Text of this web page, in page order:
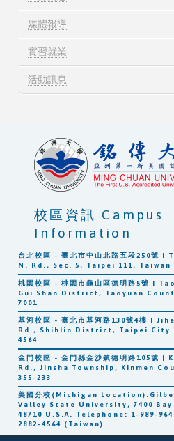
媒體報導
實習就業
活動訊息
台北校區 - 臺北市中山北路五段250號
N. Rd., Sec. 5, Taipei 111, Taiwan
桃園校區 - 桃園市龜山區德明路5號 |
Gui Shan District, Taoyuan
7001
基河校區 - 臺北市基河路130號4樓 |
Rd., Shihlin District, Taipei City
4564
金門校區 - 金門縣金沙鎮德明路105號
Rd., Jinsha Township, Kinmen
355-233
美國分校(Michigan
Valley State University, 7400 Bay
48710 U.S.A. Telephone: 1-989-
2882-4564 (Taiwan)
校區資訊 Campus
Information